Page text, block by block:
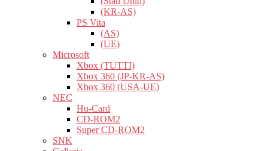
(KR-AS)
PS Vita
(AS)
(UE)
Microsoft
Xbox (TUTTI)
Xbox 360 (JP-KR-AS)
Xbox 360 (USA-UE)
NEC
Hu-Card
CD-ROM2
Super CD-ROM2
SNK